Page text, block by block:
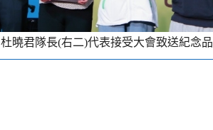
杜曉君隊長(右二)代表接受大會致送紀念品